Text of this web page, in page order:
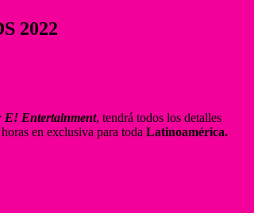
2022
E! Entertainment, tendrá todos los detalles
en exclusiva para toda Latinoamérica.